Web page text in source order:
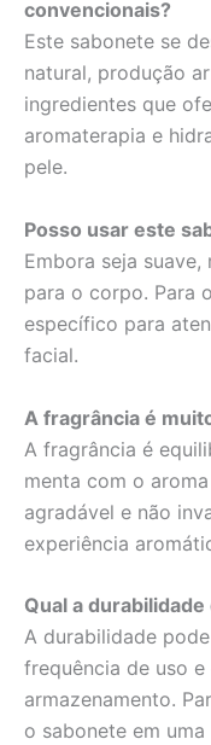
convencionais?
Este sabonete se
natural, produção
ingredientes que
aromaterapia e
pele.
Posso usar este
Embora seja
para o corpo. Para
específico para
facial.
A fragrância é
A fragrância é
menta com o
agradável e não
experiência
Qual a
A durabilidade
frequência de uso
armazenamento.
o sabonete em